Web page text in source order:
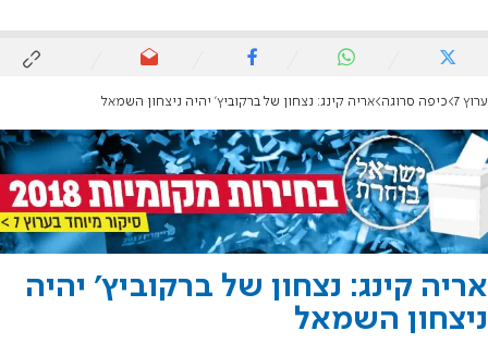
ערוץ 7 כיפה סרוגה אריה קינג: נצחון של ברקוביץ' יהיה ניצחון השמאל
אריה קינג: נצחון של ברקוביץ' יהיה
ניצחון השמאל